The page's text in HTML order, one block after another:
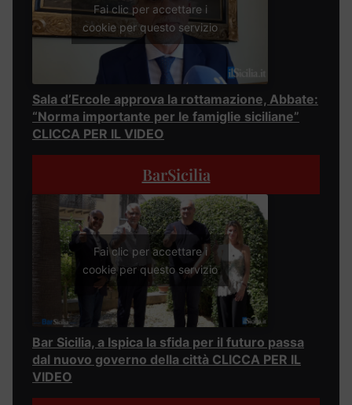
Fai clic per accettare i
cookie per questo servizio
Sala d’Ercole approva la rottamazione, Abbate:
“Norma importante per le famiglie siciliane”
CLICCA PER IL VIDEO
BarSicilia
Fai clic per accettare i
cookie per questo servizio
Bar Sicilia, a Ispica la sfida per il futuro passa
dal nuovo governo della città CLICCA PER IL
VIDEO